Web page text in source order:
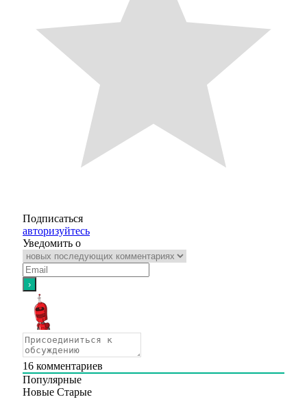
Подписаться
авторизуйтесь
Уведомить о
16 комментариев
Популярные
Новые Старые